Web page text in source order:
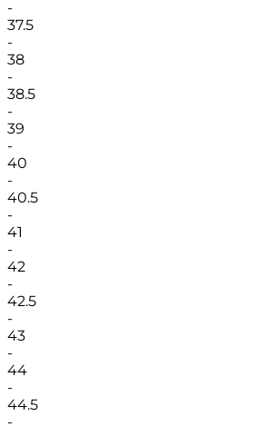
-
37.5
-
38
-
38.5
-
39
-
40
-
40.5
-
41
-
42
-
42.5
-
43
-
44
-
44.5
-